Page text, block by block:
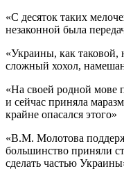
«С десяток таких
незаконной была
«Украины, как таковой,
сложный хохол,
«На своей родной мове
и сейчас приняла
крайне опасался этого»
«В.М. Молотова
большинство приняли
сделать частью